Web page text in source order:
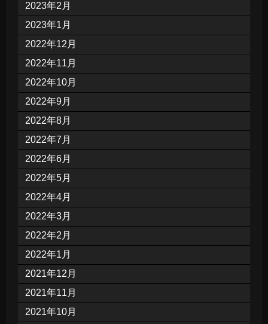
2023年2月
2023年1月
2022年12月
2022年11月
2022年10月
2022年9月
2022年8月
2022年7月
2022年6月
2022年5月
2022年4月
2022年3月
2022年2月
2022年1月
2021年12月
2021年11月
2021年10月